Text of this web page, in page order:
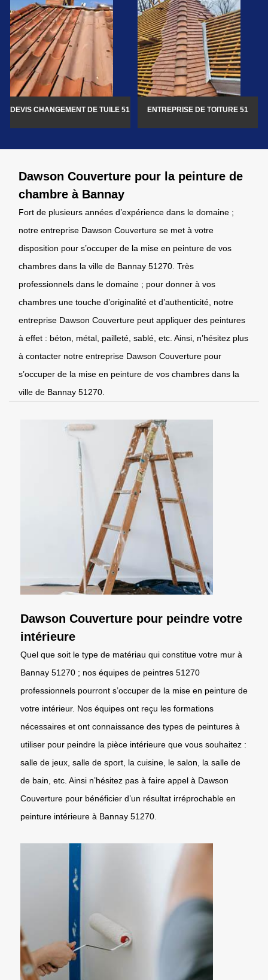
DEVIS CHANGEMENT DE TUILE 51 ENTREPRISE DE TOITURE 51
Dawson Couverture pour la peinture de
chambre à Bannay
Fort de plusieurs années d’expérience dans le domaine ;
notre entreprise Dawson Couverture se met à votre
disposition pour s’occuper de la mise en peinture de vos
chambres dans la ville de Bannay 51270. Très
professionnels dans le domaine ; pour donner à vos
chambres une touche d’originalité et d’authenticité, notre
entreprise Dawson Couverture peut appliquer des peintures
à effet : béton, métal, pailleté, sablé, etc. Ainsi, n’hésitez plus
à contacter notre entreprise Dawson Couverture pour
s’occuper de la mise en peinture de vos chambres dans la
ville de Bannay 51270.
Dawson Couverture pour peindre votre
intérieure
Quel que soit le type de matériau qui constitue votre mur à
Bannay 51270 ; nos équipes de peintres 51270
professionnels pourront s’occuper de la mise en peinture de
votre intérieur. Nos équipes ont reçu les formations
nécessaires et ont connaissance des types de peintures à
utiliser pour peindre la pièce intérieure que vous souhaitez :
salle de jeux, salle de sport, la cuisine, le salon, la salle de
de bain, etc. Ainsi n’hésitez pas à faire appel à Dawson
Couverture pour bénéficier d’un résultat irréprochable en
peinture intérieure à Bannay 51270.